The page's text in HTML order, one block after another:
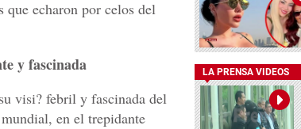
echaron por celos del
y fascinada
visi? febril y fascinada del
en el trepidante
LA PRENSA VIDEOS